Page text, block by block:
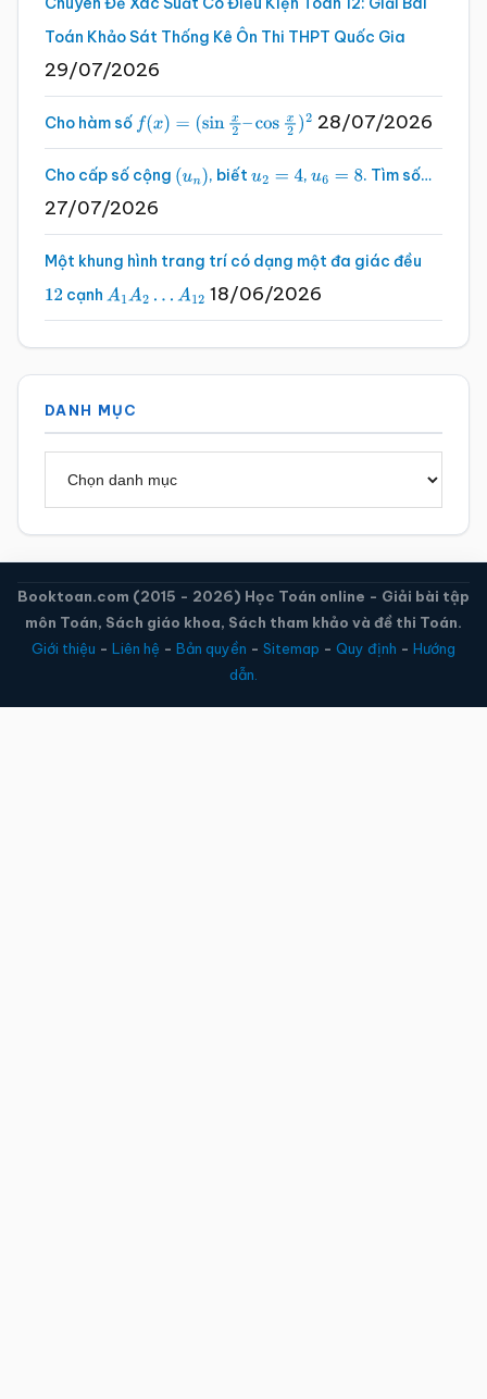
Toán Khảo Sát Thống Kê Ôn Thi THPT Quốc Gia
29/07/2026
Cho hàm số f(x)=(sinx2 –cosx2 )2 28/07/2026
Cho cấp số cộng (un), biếtu2 =4 , u6 =8 . Tìm số…
27/07/2026
Một khung hình trang trí có dạng một đa giác đều
12 cạnh A1A2…A 12 18/06/2026
DANH MỤC
Booktoan.com (2015 - 2026) Học Toán online - Giải bài tập
môn Toán, Sách giáo khoa, Sách tham khảo và đề thi Toán.
Giới thiệu - Liên hệ - Bản quyền - Sitemap - Quy định - Hướng
dẫn.